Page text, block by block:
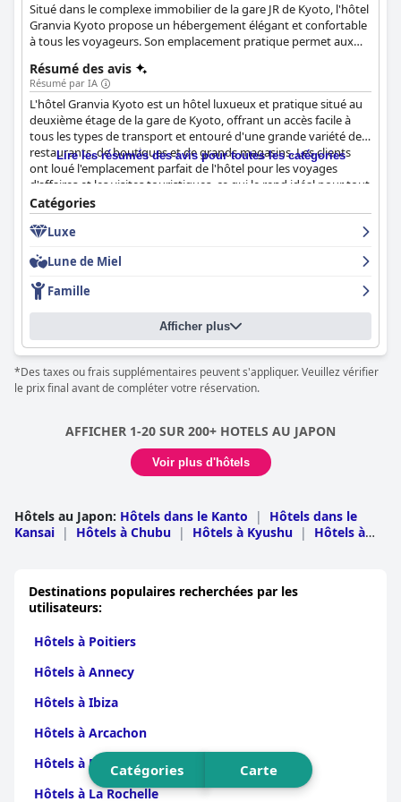
Situé dans le complexe immobilier de la gare JR de Kyoto, l'hôtel
Granvia Kyoto propose un hébergement élégant et confortable
à tous les voyageurs. Son emplacement pratique permet aux
du Japon qu'ils désirent, mais aussi à une abondance de
magasins, de restaurants, de musées et de théâtres qui sont
également inclus dans ce complexe immobilier.
Résumé des avis
Résumé par IA
L'hôtel Granvia Kyoto est un hôtel luxueux et pratique situé au
deuxième étage de la gare de Kyoto, offrant un accès facile à
tous les types de transport et entouré d'une grande variété de
restaurants, de boutiques et de grands magasins. Les clients
ont loué l'emplacement parfait de l'hôtel pour les voyages
d'affaires et les visites touristiques, ce qui le rend idéal pour tout
type de voyageur. Le petit déjeuner est composé de plats
occidentaux et japonais et est servi dans trois restaurants
différents. Les clients s'extasient sur la qualité de la nourriture
chambres sont spacieuses, propres et confortables, certaines
offrant même des vues spectaculaires sur la tour de Kyoto. Le
personnel est toujours poli et attentif et le service de
conciergerie va au-delà des attentes. Les familles voyageant
avec des enfants trouveront l'hôtel accueillant avec des lits pour
bébés fournis et même des biberons nettoyés. Si certains clients
ont trouvé les lits trop durs ou avec des bosses, la majorité a
apprécié la literie confortable et les nombreux oreillers. Dans
l'ensemble, les clients ont décrit leur séjour comme magnifique,
l'hôtel comme un choix de premier ordre pour un séjour cinq
Lire les résumés des avis pour toutes les catégories
Catégories
Luxe
Lune de Miel
Famille
Afficher plus
*Des taxes ou frais supplémentaires peuvent s'appliquer. Veuillez vérifier
le prix final avant de compléter votre réservation.
AFFICHER 1-20 SUR 200+ HOTELS AU JAPON
Voir plus d'hôtels
Hôtels au Japon: Hôtels dans le Kanto |
Hôtels dans le
Kansai | Hôtels à Chubu | Hôtels à Kyushu |
Hôtels à
Destinations populaires recherchées par les
utilisateurs:
Hôtels à Poitiers
Hôtels à Annecy
Hôtels à Ibiza
Hôtels à Arcachon
Hôtels à Nîmes
Hôtels à La Rochelle
Catégories Carte